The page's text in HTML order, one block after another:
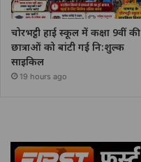
चोरभट्ठी हाई स्कूल में कक्षा 9वीं की
छात्राओं को बांटी गई नि:शुल्क
साइकिल
19 hours ago